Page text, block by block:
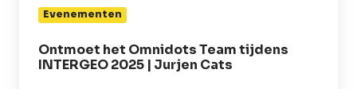
Evenementen
Ontmoet het Omnidots Team tijdens
INTERGEO 2025 | Jurjen Cats